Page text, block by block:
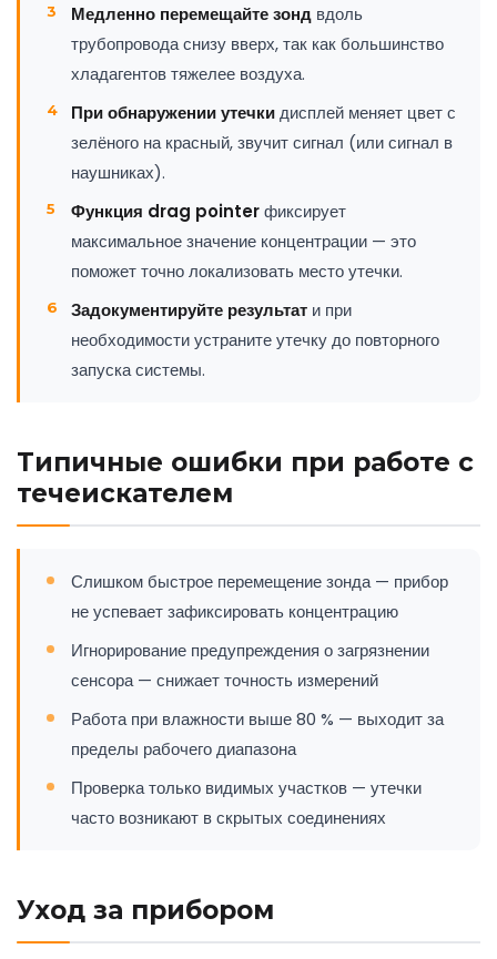
Медленно перемещайте зонд вдоль
трубопровода снизу вверх, так как большинство
хладагентов тяжелее воздуха.
При обнаружении утечкидисплей меняет цвет с
зелёного на красный, звучит сигнал (или сигнал в
наушниках).
Функция drag pointerфиксирует
максимальное значение концентрации — это
поможет точно локализовать место утечки.
Задокументируйте результат и при
необходимости устраните утечку до повторного
запуска системы.
Типичные ошибки при работе с
течеискателем
Слишком быстрое перемещение зонда — прибор
не успевает зафиксировать концентрацию
Игнорирование предупреждения о загрязнении
сенсора — снижает точность измерений
Работа при влажности выше 80 % — выходит за
пределы рабочего диапазона
Проверка только видимых участков — утечки
часто возникают в скрытых соединениях
Уход за прибором